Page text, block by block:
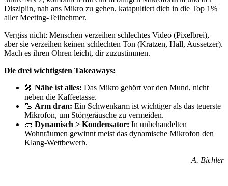
Disziplin, nah ans Mikro zu gehen, katapultiert dich in die Top 1%
aller Meeting-Teilnehmer.
Vergiss nicht: Menschen verzeihen schlechtes Video (Pixelbrei),
aber sie verzeihen keinen schlechten Ton (Kratzen, Hall, Aussetzer).
Mach es ihren Ohren leicht, dir zuzustimmen.
Die drei wichtigsten Takeaways:
🎤 Nähe ist alles: Das Mikro gehört vor den Mund, nicht
neben die Kaffeetasse.
🦾 Arm dran: Ein Schwenkarm ist wichtiger als das teuerste
Mikrofon, um Störgeräusche zu vermeiden.
🧱 Dynamisch > Kondensator: In unbehandelten
Wohnräumen gewinnt meist das dynamische Mikrofon den
Klang-Wettbewerb.
A. Bichler